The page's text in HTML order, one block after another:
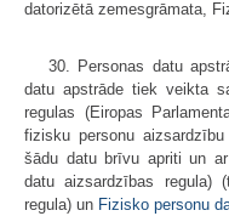
datorizētā zemesgrāmata,
30. Personas datu
datu apstrāde tiek veikta
regulas (Eiropas
fizisku personu
šādu datu brīvu apriti un
datu aizsardzības regula)
regula) un Fizisko personu